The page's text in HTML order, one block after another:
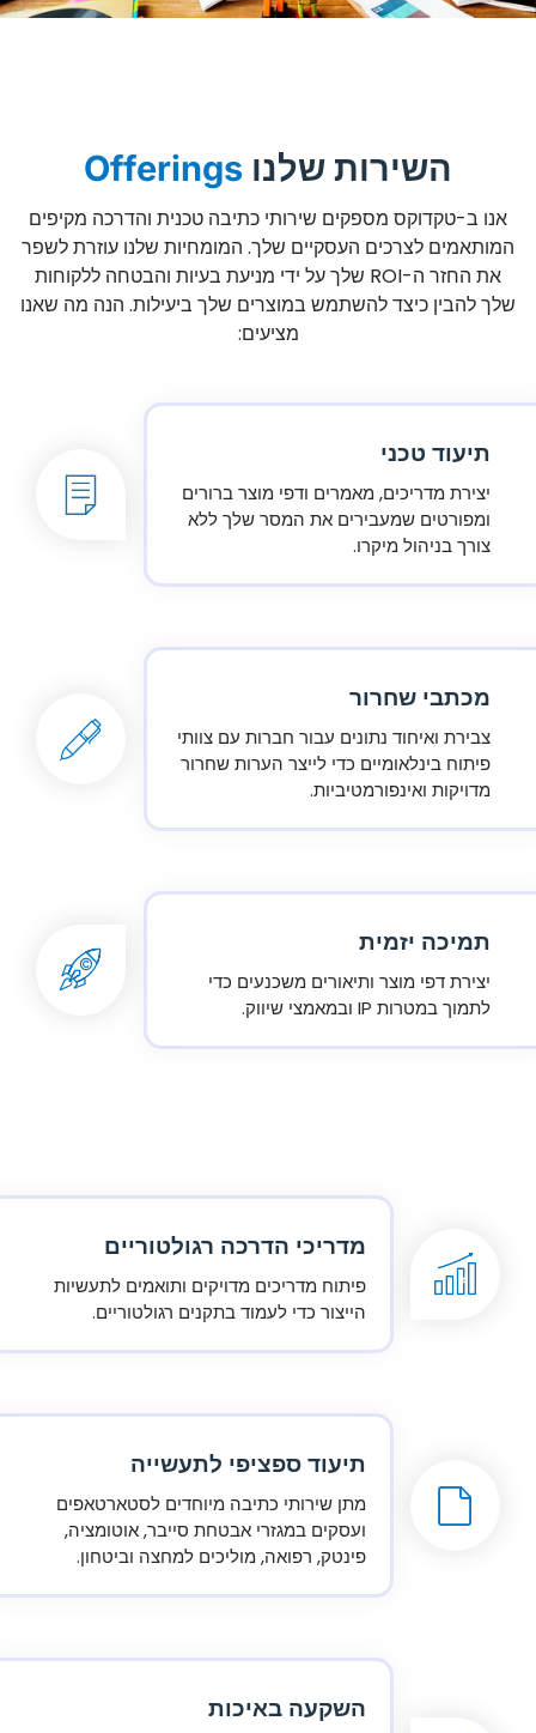
השירות שלנוOfferings
אנו ב-טקדוקס מספקים שירותי כתיבה טכנית והדרכה מקיפים
המותאמים לצרכים העסקיים שלך. המומחיות שלנו עוזרת לשפר
את החזר ה-ROI שלך על ידי מניעת בעיות והבטחה ללקוחות
שלך להבין כיצד להשתמש במוצרים שלך ביעילות. הנה מה שאנו
מציעים:
תיעוד טכני
יצירת מדריכים, מאמרים ודפי מוצר ברורים
ומפורטים שמעבירים את המסר שלך ללא
צורך בניהול מיקרו.
מכתבי שחרור
צבירת ואיחוד נתונים עבור חברות עם צוותי
פיתוח בינלאומיים כדי לייצר הערות שחרור
מדויקות ואינפורמטיביות.
תמיכה יזמית
יצירת דפי מוצר ותיאורים משכנעים כדי
לתמוך במטרות IP ובמאמצי שיווק.
מדריכי הדרכה רגולטוריים
פיתוח מדריכים מדויקים ותואמים לתעשיות
הייצור כדי לעמוד בתקנים רגולטוריים.
תיעוד ספציפי לתעשייה
מתן שירותי כתיבה מיוחדים לסטארטאפים
ועסקים במגזרי אבטחת סייבר, אוטומציה,
פינטק, רפואה, מוליכים למחצה וביטחון.
השקעה באיכות